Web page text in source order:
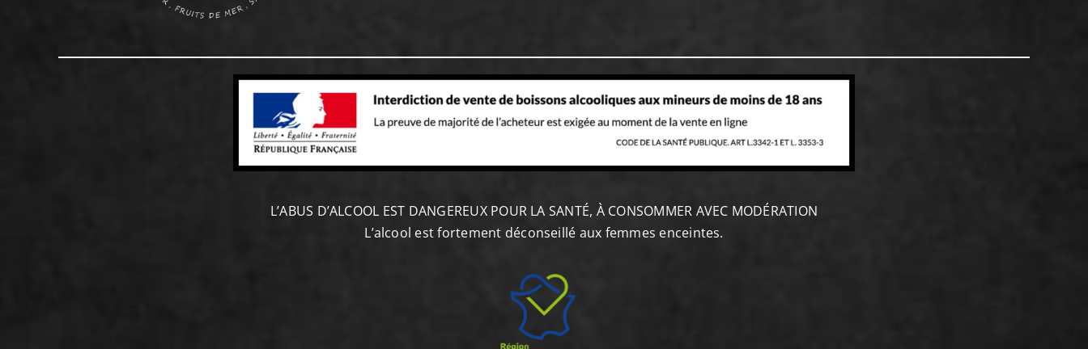
L’ABUS D’ALCOOL EST DANGEREUX POUR LA SANTÉ, À CONSOMMER AVEC MODÉRATION
L’alcool est fortement déconseillé aux femmes enceintes.